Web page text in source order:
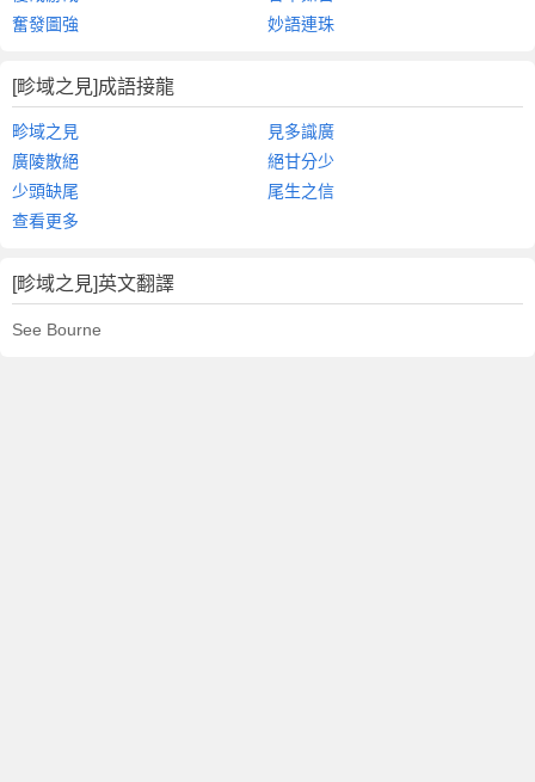
奮發圖強
妙語連珠
[畛域之見]成語接龍
畛域之見
見多識廣
廣陵散絕
絕甘分少
少頭缺尾
尾生之信
查看更多
[畛域之見]英文翻譯
See Bourne